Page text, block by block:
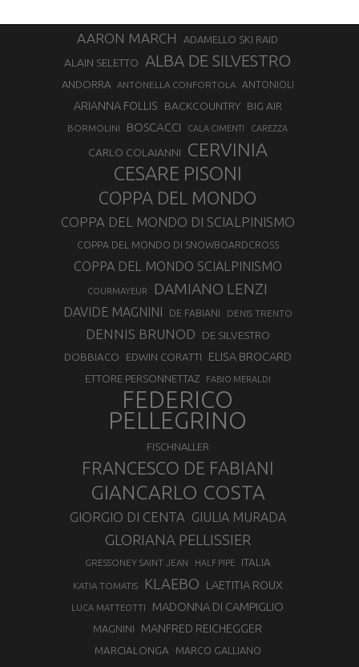
AARON MARCH ADAMELLO SKI RAID
ALAIN SELETTO ALBA DE SILVESTRO
ANDORRA ANTONELLA CONFORTOLA ANTONIOLI
ARIANNA FOLLIS BACKCOUNTRY BIG AIR
BORMOLINI BOSCACCI CALA CIMENTI CAREZZA
CARLO COLAIANNI CERVINIA
CESARE PISONI
COPPA DEL MONDO
COPPA DEL MONDO DI SCIALPINISMO
COPPA DEL MONDO DI SNOWBOARDCROSS
COPPA DEL MONDO SCIALPINISMO
COURMAYEUR DAMIANO LENZI
DAVIDE MAGNINI DE FABIANI DENIS TRENTO
DENNIS BRUNOD DE SILVESTRO
DOBBIACO EDWIN CORATTI ELISA BROCARD
ETTORE PERSONNETTAZ FABIO MERALDI
FEDERICO
PELLEGRINO
FISCHNALLER
FRANCESCO DE FABIANI
GIANCARLO COSTA
GIORGIO DI CENTA GIULIA MURADA
GLORIANA PELLISSIER
GRESSONEY SAINT JEAN HALF PIPE ITALIA
KATIA TOMATIS KLAEBO LAETITIA ROUX
LUCA MATTEOTTI MADONNA DI CAMPIGLIO
MAGNINI MANFRED REICHEGGER
MARCIALONGA MARCO GALLIANO